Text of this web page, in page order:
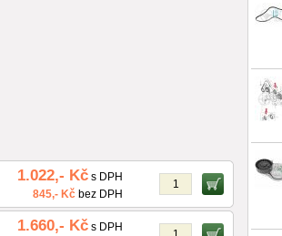
1.022,- Kč s DPH
845,- Kč bez DPH
1.660,- Kč s DPH